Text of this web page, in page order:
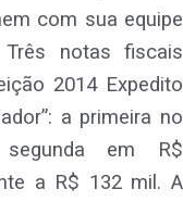
com sua equipe
notas fiscais
2014 Expedito
a primeira no
em R$
a R$ 132 mil. A